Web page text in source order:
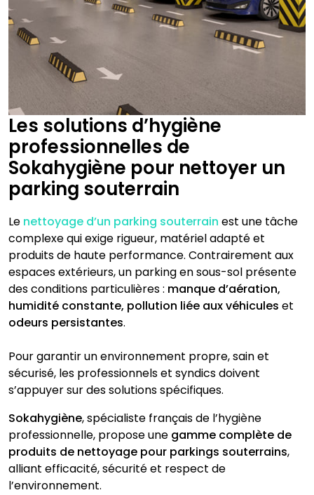
Les solutions d’hygiène
professionnelles de
Sokahygiène pour nettoyer un
parking souterrain
Le nettoyage d’un parking souterrain est une tâche
complexe qui exige rigueur, matériel adapté et
produits de haute performance. Contrairement aux
espaces extérieurs, un parking en sous-sol présente
des conditions particulières : manque d’aération,
humidité constante, pollution liée aux véhicules et
odeurs persistantes.
Pour garantir un environnement propre, sain et
sécurisé, les professionnels et syndics doivent
s’appuyer sur des solutions spécifiques.
Sokahygiène, spécialiste français de l’hygiène
professionnelle, propose une gamme complète de
produits de nettoyage pour parkings souterrains,
alliant efficacité, sécurité et respect de
l’environnement.